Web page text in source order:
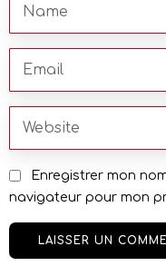
Enregistrer mon
navigateur pour mon